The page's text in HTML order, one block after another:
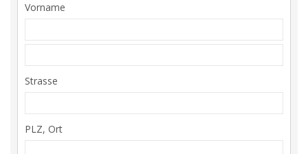
Vorname
Strasse
PLZ, Ort